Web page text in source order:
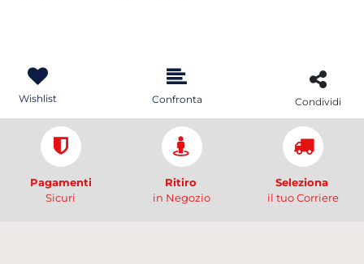
Wishlist Confronta Condividi
Pagamenti
Sicuri
Ritiro
in Negozio
Seleziona
il tuo Corriere